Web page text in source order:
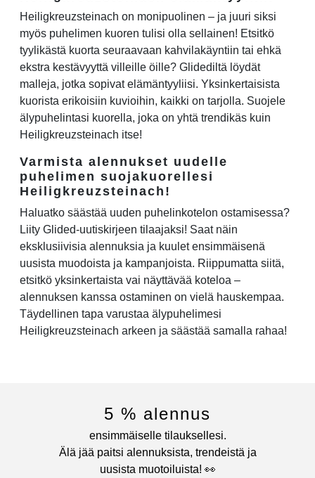
Heiligkreuzsteinach on monipuolinen – ja juuri siksi
myös puhelimen kuoren tulisi olla sellainen! Etsitkö
tyylikästä kuorta seuraavaan kahvilakäyntiin tai ehkä
ekstra kestävyyttä villeille öille? Glidediltä löydät
malleja, jotka sopivat elämäntyyliisi. Yksinkertaisista
kuorista erikoisiin kuvioihin, kaikki on tarjolla. Suojele
älypuhelintasi kuorella, joka on yhtä trendikäs kuin
Heiligkreuzsteinach itse!
Varmista alennukset uudelle
puhelimen suojakuorellesi
Heiligkreuzsteinach!
Haluatko säästää uuden puhelinkotelon ostamisessa?
Liity Glided-uutiskirjeen tilaajaksi! Saat näin
eksklusiivisia alennuksia ja kuulet ensimmäisenä
uusista muodoista ja kampanjoista. Riippumatta siitä,
etsitkö yksinkertaista vai näyttävää koteloa –
alennuksen kanssa ostaminen on vielä hauskempaa.
Täydellinen tapa varustaa älypuhelimesi
Heiligkreuzsteinach arkeen ja säästää samalla rahaa!
5 % alennus
ensimmäiselle tilauksellesi.
Älä jää paitsi alennuksista, trendeistä ja
uusista muotoiluista! 👀